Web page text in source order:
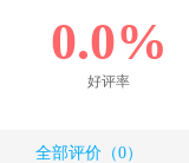
0.0%
好评率
全部评价（0）